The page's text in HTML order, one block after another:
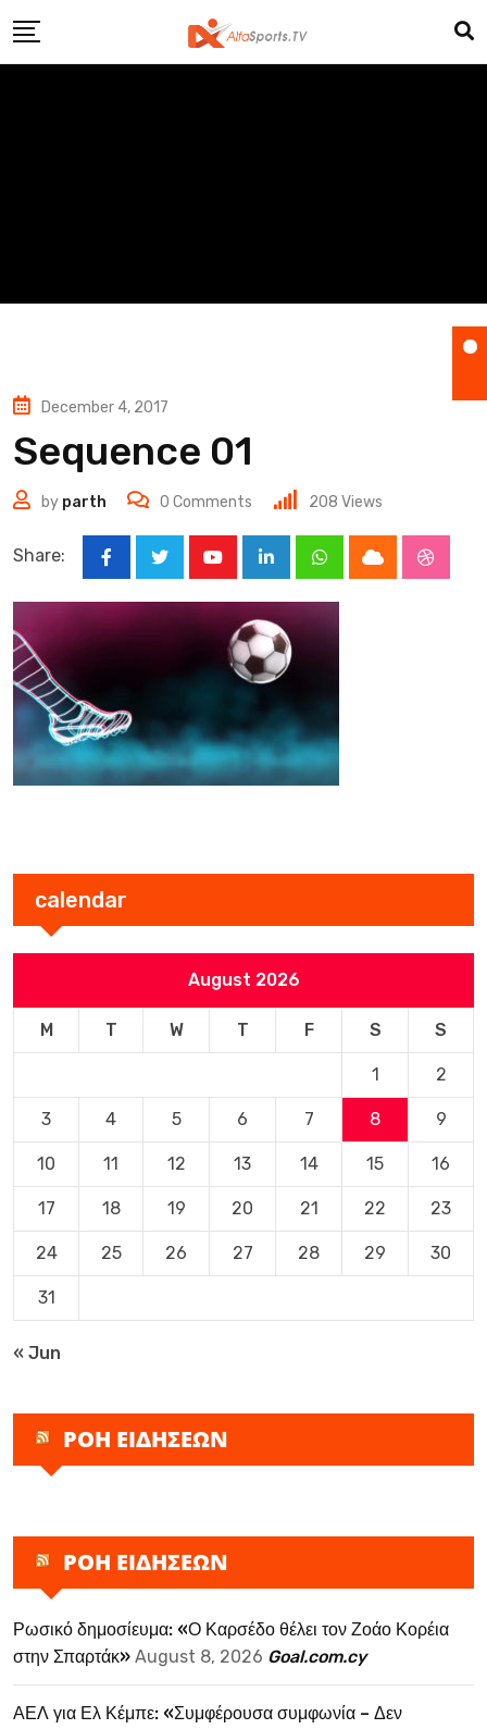
to
December 4, 2017
Sequence 01
by parth 0 Comments 208 Views
Share:
LinkedInWhatsappCloud
calendar
August 2026
M T W T F S S
1 2
3 4 5 6 7 8 9
10 11 12 13 14 15 16
17 18 19 20 21 22 23
24 25 26 27 28 29 30
31
« Jun
ΡΟΗ ΕΙΔΗΣΕΩΝ
ΡΟΗ ΕΙΔΗΣΕΩΝ
Ρωσικό δημοσίευμα: «Ο Καρσέδο θέλει τον Ζοάο Κορέια
στην Σπαρτάκ» August 8, 2026 Goal.com.cy
ΑΕΛ για Ελ Κέμπε: «Συμφέρουσα συμφωνία – Δεν